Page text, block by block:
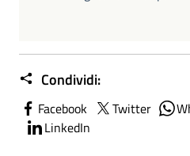
Condividi:
Facebook Twitter
LinkedIn